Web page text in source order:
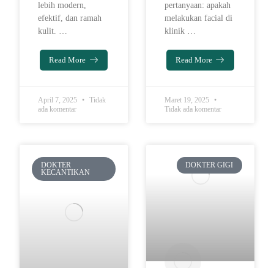
lebih modern,
efektif, dan ramah
kulit. …
Read More
April 7, 2025
Tidak
ada komentar
pertanyaan: apakah
melakukan facial di
klinik …
Read More
Maret 19, 2025
Tidak ada komentar
DOKTER
KECANTIKAN
DOKTER GIGI